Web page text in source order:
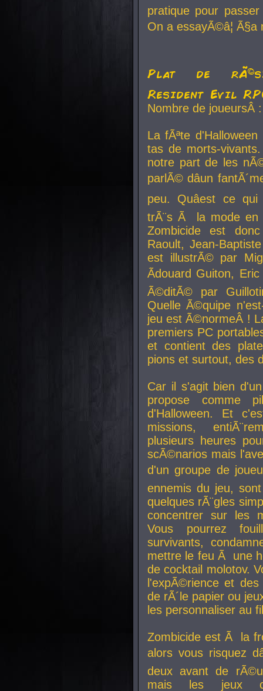
pratique pour
On a essayÃ©â¦
Plat de
Resident Evil
Nombre de
La fÃªte
tas de morts-
notre part de les
parlÃ© dâun
peu. Quâest ce
trÃ¨s Ã la mode en
Zombicide est
Raoult, Jean-
est illustrÃ© par
Ãdouard Guiton,
Ã©ditÃ© par
Quelle Ã©quipe
jeu est Ã©normeÂ !
premiers PC
et contient des
pions et surtout, des
Car il s'agit bien
propose comme
d'Halloween. Et
missions,
plusieurs heures
scÃ©narios mais
d'un groupe de
ennemis du jeu,
quelques rÃ¨gles
concentrer sur les
Vous pourrez
survivants,
mettre le feu Ã une
de cocktail molotov.
l'expÃ©rience et
de rÃ´le papier ou
les personnaliser au
Zombicide est Ã la
alors vous risquez
deux avant de
mais les jeux